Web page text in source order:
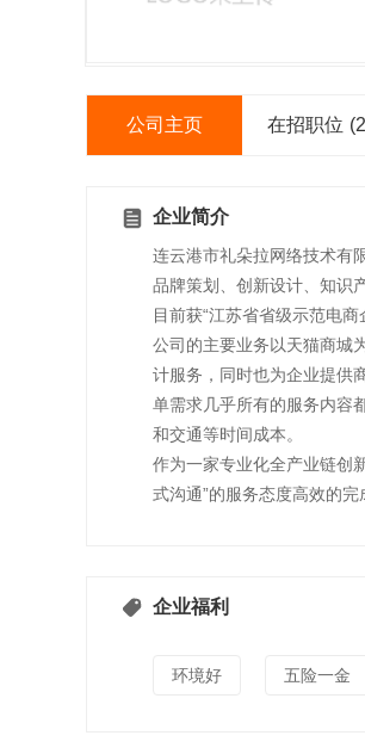
公司主页 在招职位
企业简介
连云港市礼朵拉网络技术有
品牌策划、创新设计、知识
目前获“江苏省省级示范电商
公司的主要业务以天猫商城
计服务，同时也为企业提供
单需求几乎所有的服务内容
和交通等时间成本。
作为一家专业化全产业链创
式沟通”的服务态度高效的
企业福利
环境好 五险一金